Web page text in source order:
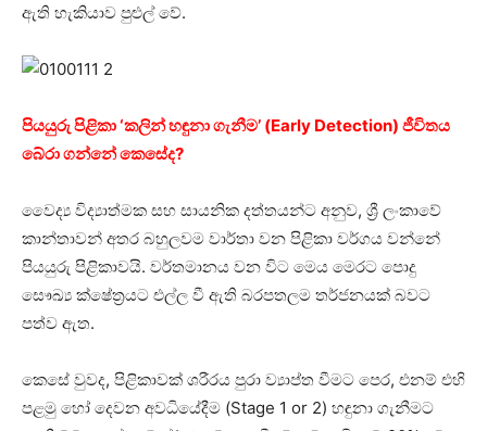
ඇති හැකියාව පුළුල් වේ.
පියයුරු පිළිකා ‘කලින් හඳුනා ගැනීම’ (Early Detection) ජීවිතය
බේරා ගන්නේ කෙසේද?
වෛද්‍ය විද්‍යාත්මක සහ සායනික දත්තයන්ට අනුව, ශ්‍රී ලංකාවේ
කාන්තාවන් අතර බහුලවම වාර්තා වන පිළිකා වර්ගය වන්නේ
පියයුරු පිළිකාවයි. වර්තමානය වන විට මෙය මෙරට පොදු
සෞඛ්‍ය ක්ෂේත්‍රයට එල්ල වී ඇති බරපතලම තර්ජනයක් බවට
පත්ව ඇත.
කෙසේ වුවද, පිළිකාවක් ශරීරය පුරා ව්‍යාප්ත වීමට පෙර, එනම් එහි
පළමු හෝ දෙවන අවධියේදීම (Stage 1 or 2) හඳුනා ගැනීමට